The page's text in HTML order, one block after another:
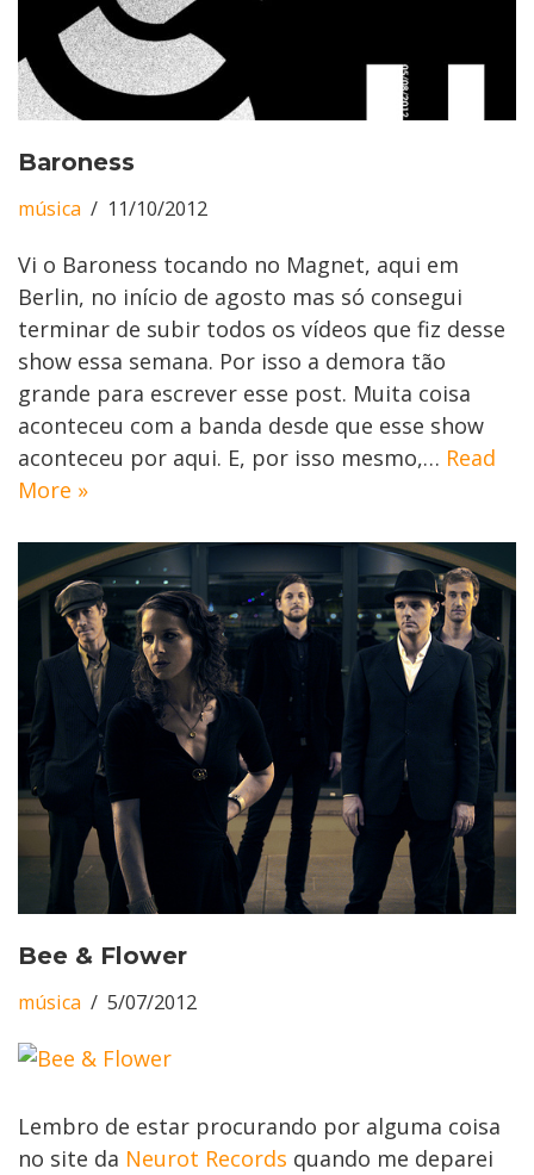
Baroness
música 11/10/2012
Vi o Baroness tocando no Magnet, aqui em
Berlin, no início de agosto mas só consegui
terminar de subir todos os vídeos que fiz desse
show essa semana. Por isso a demora tão
grande para escrever esse post. Muita coisa
aconteceu com a banda desde que esse show
aconteceu por aqui. E, por isso mesmo,… Read
More »
Bee & Flower
música 5/07/2012
Lembro de estar procurando por alguma coisa
no site da Neurot Records quando me deparei